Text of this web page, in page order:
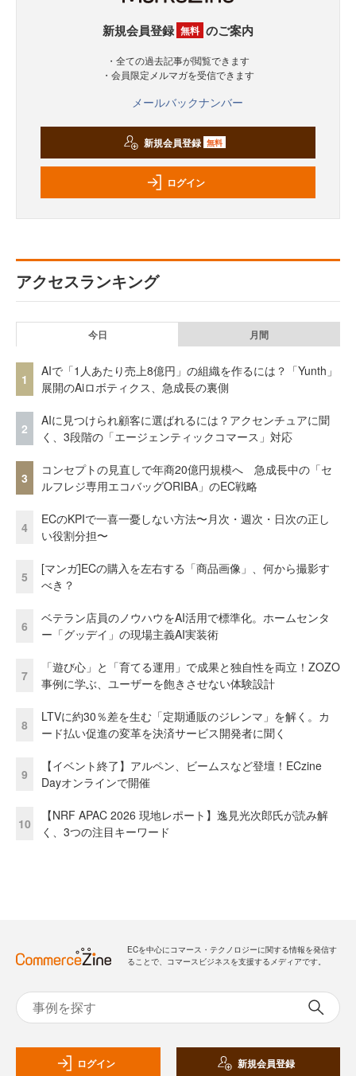
新規会員登録 無料 のご案内
・全ての過去記事が閲覧できます
・会員限定メルマガを受信できます
メールバックナンバー
新規会員登録 無料
ログイン
アクセスランキング
今日 月間
1
AIで「1人あたり売上8億円」の組織を作るには？「Yunth」
展開のAiロボティクス、急成長の裏側
2
AIに見つけられ顧客に選ばれるには？アクセンチュアに聞
く、3段階の「エージェンティックコマース」対応
3
コンセプトの見直しで年商20億円規模へ 急成長中の「セ
ルフレジ専用エコバッグORIBA」のEC戦略
4
ECのKPIで一喜一憂しない方法〜月次・週次・日次の正し
い役割分担〜
5
[マンガ]ECの購入を左右する「商品画像」、何から撮影す
べき？
6
ベテラン店員のノウハウをAI活用で標準化。ホームセンタ
ー「グッデイ」の現場主義AI実装術
7
「遊び心」と「育てる運用」で成果と独自性を両立！ZOZO
事例に学ぶ、ユーザーを飽きさせない体験設計
8
LTVに約30％差を生む「定期通販のジレンマ」を解く。カ
ード払い促進の変革を決済サービス開発者に聞く
9
【イベント終了】アルペン、ビームスなど登壇！ECzine
Dayオンラインで開催
10
【NRF APAC 2026 現地レポート】逸見光次郎氏が読み解
く、3つの注目キーワード
ECを中心にコマース・テクノロジーに関する情報を発信す
ることで、コマースビジネスを支援するメディアです。
ログイン 新規会員登録